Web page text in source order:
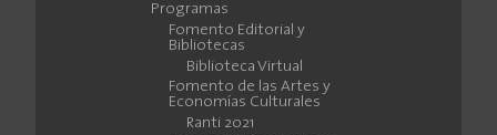
Programas
Fomento Editorial y
Bibliotecas
Biblioteca Virtual
Fomento de las Artes y
Economías Culturales
Ranti 2021